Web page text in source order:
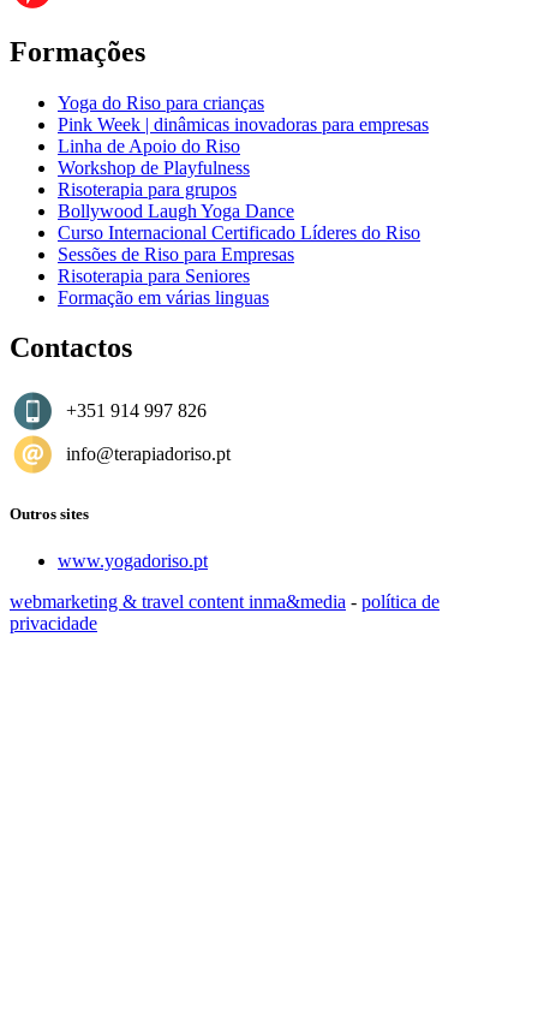
Formações
Yoga do Riso para crianças
Pink Week | dinâmicas inovadoras para empresas
Linha de Apoio do Riso
Workshop de Playfulness
Risoterapia para grupos
Bollywood Laugh Yoga Dance
Curso Internacional Certificado Líderes do Riso
Sessões de Riso para Empresas
Risoterapia para Seniores
Formação em várias linguas
Contactos
+351 914 997 826
info@terapiadoriso.pt
Outros sites
www.yogadoriso.pt
webmarketing & travel content inma&media - política de
privacidade